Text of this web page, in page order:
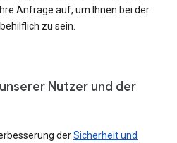
Anfrage auf, um Ihnen bei der
zu sein.
Nutzer und der
derSicherheit und